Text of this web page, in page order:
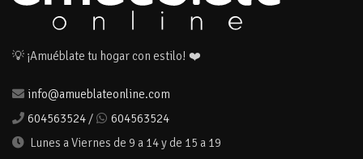
💡 ¡Amuéblate tu hogar con estilo! ❤️
info@amueblateonline.com
604563524 /
604563524
Lunes a Viernes de 9 a 14 y de 15 a 19